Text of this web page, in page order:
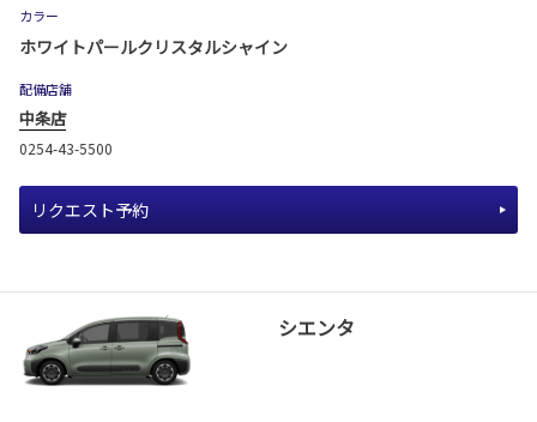
カラー
ホワイトパールクリスタルシャイン
配備店舗
中条店
0254-43-5500
リクエスト予約
シエンタ